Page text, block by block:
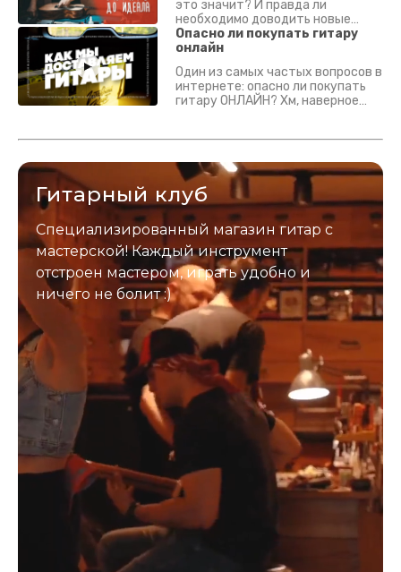
это значит? И правда ли
необходимо доводить новые
гитары? Если кратко - да.
Подробно - в видео :)
Опасно ли покупать гитару
онлайн
Один из самых частых вопросов в
интернете: опасно ли покупать
гитару ОНЛАЙН? Хм, наверное
застрахован. Случись что -
Гитарный клуб
Специализированный магазин гитар с
мастерской! Каждый инструмент
отстроен мастером, играть удобно и
ничего не болит :)